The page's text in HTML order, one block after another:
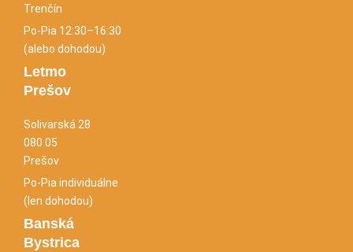
Trenčín
Po-Pia 12:30–16:30
(alebo dohodou)
Letmo
Prešov
Solivarská 28
080 05
Prešov
Po-Pia individuálne
(len dohodou)
Banská
Bystrica